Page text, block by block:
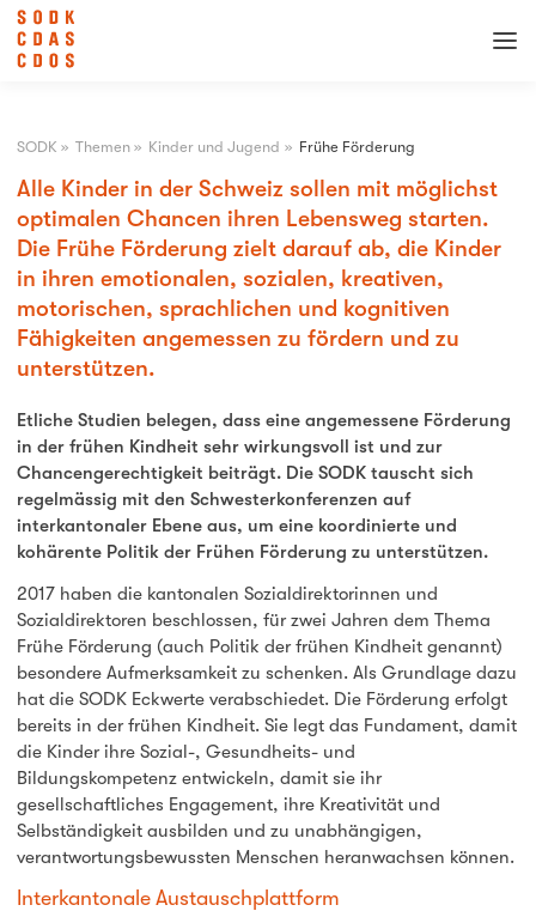
SODK » Themen » Kinder und Jugend » Frühe Förderung
Alle Kinder in der Schweiz sollen mit möglichst
optimalen Chancen ihren Lebensweg starten.
Die Frühe Förderung zielt darauf ab, die Kinder
in ihren emotionalen, sozialen, kreativen,
motorischen, sprachlichen und kognitiven
Fähigkeiten angemessen zu fördern und zu
unterstützen.
Etliche Studien belegen, dass eine angemessene Förderung
in der frühen Kindheit sehr wirkungsvoll ist und zur
Chancengerechtigkeit beiträgt. Die SODK tauscht sich
regelmässig mit den Schwesterkonferenzen auf
interkantonaler Ebene aus, um eine koordinierte und
kohärente Politik der Frühen Förderung zu unterstützen.
2017 haben die kantonalen Sozialdirektorinnen und
Sozialdirektoren beschlossen, für zwei Jahren dem Thema
Frühe Förderung (auch Politik der frühen Kindheit genannt)
besondere Aufmerksamkeit zu schenken. Als Grundlage dazu
hat die SODK Eckwerte verabschiedet. Die Förderung erfolgt
bereits in der frühen Kindheit. Sie legt das Fundament, damit
die Kinder ihre Sozial-, Gesundheits- und
Bildungskompetenz entwickeln, damit sie ihr
gesellschaftliches Engagement, ihre Kreativität und
Selbständigkeit ausbilden und zu unabhängigen,
verantwortungsbewussten Menschen heranwachsen können.
Interkantonale Austauschplattform